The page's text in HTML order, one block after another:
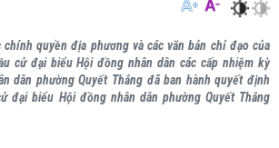
chính quyền địa phương và các văn bản chỉ đạo của
cử đại biểu Hội đồng nhân dân các cấp nhiệm kỳ
dân phường Quyết Thắng đã ban hành quyết định
đại biểu Hội đồng nhân dân phường Quyết Thắng